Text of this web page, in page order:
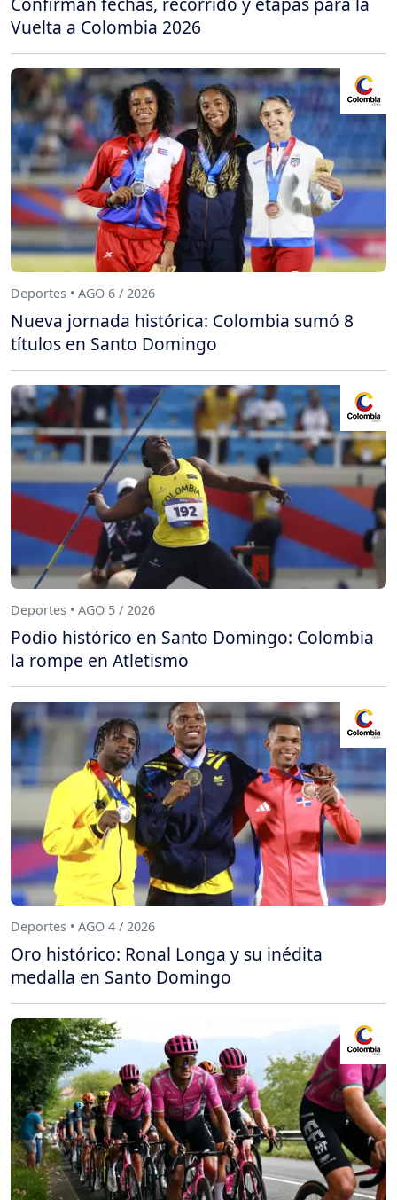
Vuelta a Colombia 2026
Deportes • AGO 6 / 2026
Nueva jornada histórica: Colombia sumó 8
títulos en Santo Domingo
Deportes • AGO 5 / 2026
Podio histórico en Santo Domingo: Colombia
la rompe en Atletismo
Deportes • AGO 4 / 2026
Oro histórico: Ronal Longa y su inédita
medalla en Santo Domingo